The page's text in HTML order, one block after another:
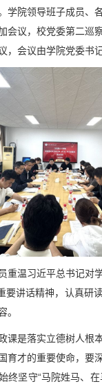
学院领导班子成员、
会议，校党委第二巡
，会议由学院党委书
重温习近平总书记对
要讲话精神，认真研
。
课是落实立德树人根
育才的重要使命，要
终坚守“马院姓马、